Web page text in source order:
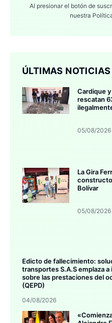
Al presionar el botón de
nuestra
ÚLTIMAS NOTICIAS
Cardique
rescatan
05/08/2026
La Gira
Bolívar
05/08/2026
Edicto de fallecimiento:
transportes S.A.S emplaza
sobre las prestaciones del
(QEPD)
04/08/2026